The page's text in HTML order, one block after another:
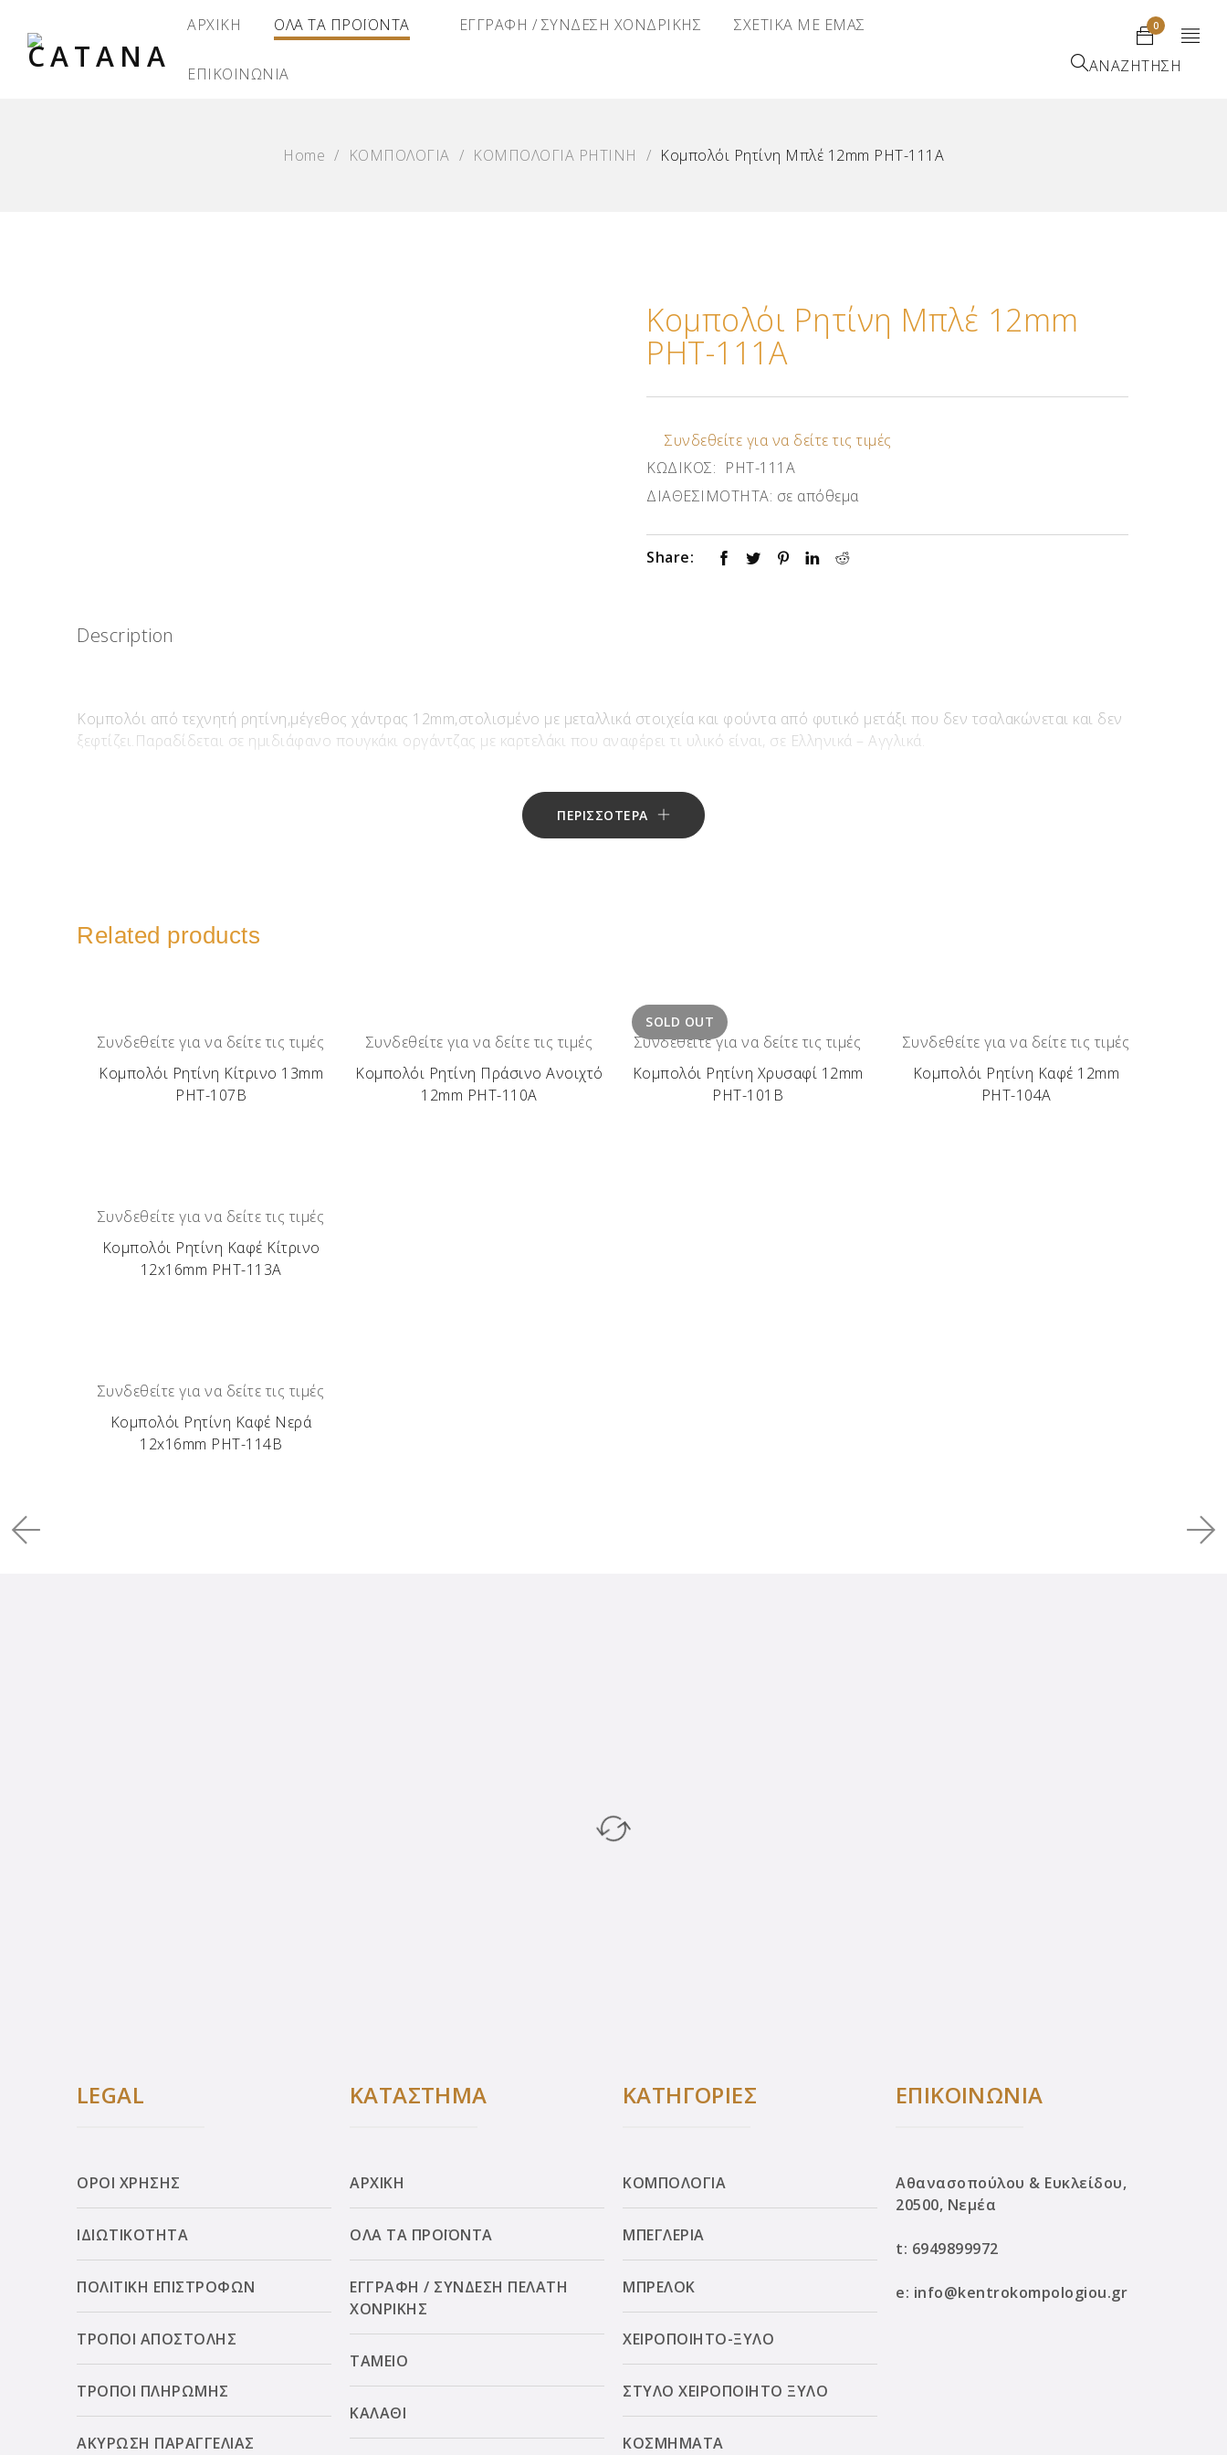
ΑΡΧΙΚΗ ΟΛΑ ΤΑ ΠΡΟΪΟΝΤΑ ΕΓΓΡΑΦΗ / ΣΥΝΔΕΣΗ ΧΟΝΔΡΙΚΗΣ ΣΧΕΤΙΚΑ ΜΕ ΕΜΑΣ
ΕΠΙΚΟΙΝΩΝΙΑ
0
ΑΝΑΖΗΤΗΣΗ
Home / ΚΟΜΠΟΛΟΓΙΑ / ΚΟΜΠΟΛΟΓΙΑ ΡΗΤΙΝΗ / Κομπολόι Ρητίνη Μπλέ 12mm ΡΗΤ-111Α
Κομπολόι Ρητίνη Μπλέ 12mm
ΡΗΤ-111Α
Συνδεθείτε για να δείτε τις τιμές
ΚΩΔΙΚΟΣ: ΡΗΤ-111Α
ΔΙΑΘΕΣΙΜΟΤΗΤΑ: σε απόθεμα
Share:
Description
Κομπολόι από τεχνητή ρητίνη,μέγεθος χάντρας 12mm,στολισμένο με μεταλλικά στοιχεία και φούντα από φυτικό μετάξι που δεν τσαλακώνεται και δεν
ξεφτίζει.Παραδίδεται σε ημιδιάφανο πουγκάκι οργάντζας με καρτελάκι που αναφέρει τι υλικό είναι, σε Ελληνικά – Αγγλικά.
ΠΕΡΙΣΣΟΤΕΡΑ
Related products
Συνδεθείτε για να δείτε τις τιμές
Κομπολόι Ρητίνη Κίτρινο 13mm
ΡΗΤ-107Β
Συνδεθείτε για να δείτε τις τιμές
Κομπολόι Ρητίνη Πράσινο Ανοιχτό
12mm ΡΗΤ-110Α
SOLD OUT
Συνδεθείτε για να δείτε τις τιμές
Κομπολόι Ρητίνη Χρυσαφί 12mm
ΡΗΤ-101Β
Συνδεθείτε για να δείτε τις τιμές
Κομπολόι Ρητίνη Καφέ 12mm
ΡΗΤ-104Α
Συνδεθείτε για να δείτε τις τιμές
Κομπολόι Ρητίνη Καφέ Κίτρινο
12x16mm ΡΗΤ-113Α
Συνδεθείτε για να δείτε τις τιμές
Κομπολόι Ρητίνη Καφέ Νερά
12x16mm ΡΗΤ-114Β
LEGAL
ΟΡΟΙ ΧΡΗΣΗΣ
ΙΔΙΩΤΙΚΟΤΗΤΑ
ΠΟΛΙΤΙΚΗ ΕΠΙΣΤΡΟΦΩΝ
ΤΡΟΠΟΙ ΑΠΟΣΤΟΛΗΣ
ΤΡΟΠΟΙ ΠΛΗΡΩΜΗΣ
ΑΚΥΡΩΣΗ ΠΑΡΑΓΓΕΛΙΑΣ
ΚΑΤΑΣΤΗΜΑ
ΑΡΧΙΚΗ
ΟΛΑ ΤΑ ΠΡΟΪΟΝΤΑ
ΕΓΓΡΑΦΗ / ΣΥΝΔΕΣΗ ΠΕΛΑΤΗ
ΧΟΝΡΙΚΗΣ
ΤΑΜΕΙΟ
ΚΑΛΑΘΙ
ΚΑΤΗΓΟΡΙΕΣ
ΚΟΜΠΟΛΟΓΙΑ
ΜΠΕΓΛΕΡΙΑ
ΜΠΡΕΛΟΚ
ΧΕΙΡΟΠΟΙΗΤΟ-ΞΥΛΟ
ΣΤΥΛΟ ΧΕΙΡΟΠΟΙΗΤΟ ΞΥΛΟ
ΚΟΣΜΗΜΑΤΑ
ΕΠΙΚΟΙΝΩΝΙΑ
Αθανασοπούλου & Ευκλείδου,
20500, Νεμέα
t: 6949899972
e: info@kentrokompologiou.gr